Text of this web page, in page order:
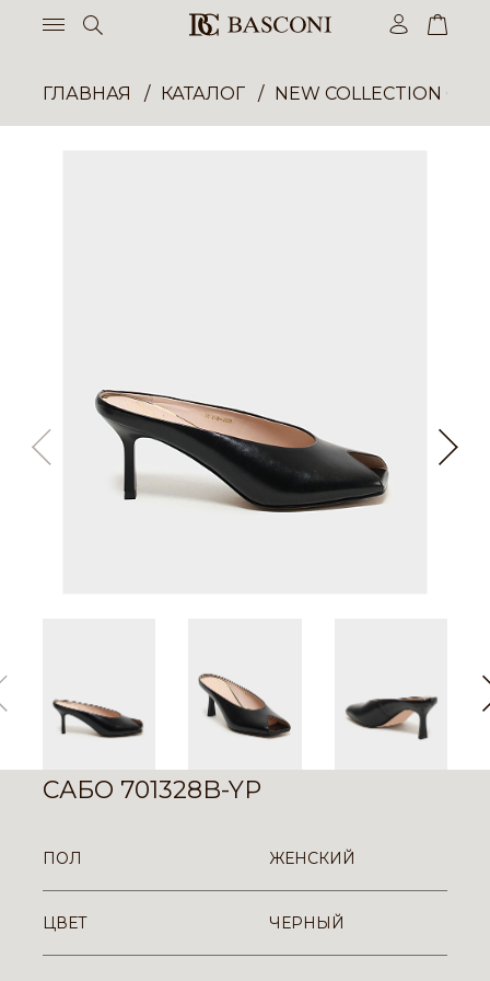
ГЛАВНАЯ КАТАЛОГ NEW COLLECTION
САБО 701328B-YP
ПОЛ ЖЕНСКИЙ
ЦВЕТ ЧЕРНЫЙ